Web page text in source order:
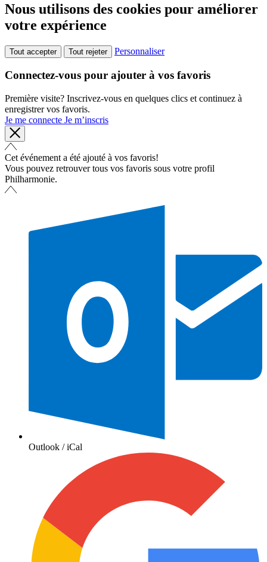
Nous utilisons des cookies pour améliorer
votre expérience
Tout accepter Tout rejeter Personnaliser
Connectez-vous pour ajouter à vos favoris
Première visite? Inscrivez-vous en quelques clics et continuez à
enregistrer vos favoris.
Je me connecte Je m’inscris
Cet événement a été ajouté à vos favoris!
Vous pouvez retrouver tous vos favoris sous votre profil
Philharmonie.
Outlook / iCal